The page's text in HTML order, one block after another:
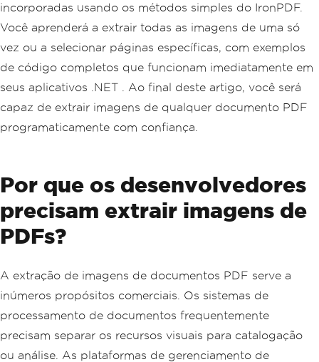
incorporadas usando os métodos simples do IronPDF.
Você aprenderá a extrair todas as imagens de uma só
vez ou a selecionar páginas específicas, com exemplos
de código completos que funcionam imediatamente em
seus aplicativos .NET . Ao final deste artigo, você será
capaz de extrair imagens de qualquer documento PDF
programaticamente com confiança.
Por que os desenvolvedores
precisam extrair imagens de
PDFs?
A extração de imagens de documentos PDF serve a
inúmeros propósitos comerciais. Os sistemas de
processamento de documentos frequentemente
precisam separar os recursos visuais para catalogação
ou análise. As plataformas de gerenciamento de